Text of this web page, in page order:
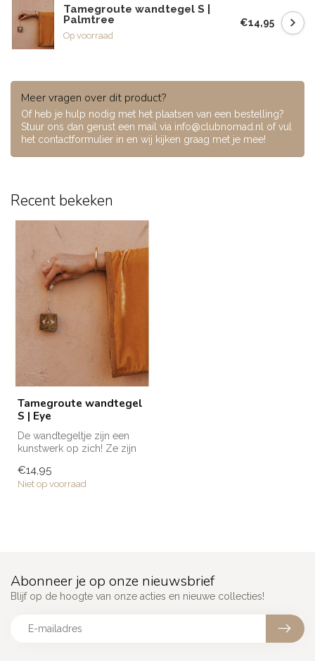
Tamegroute wandtegel S |
Palmtree
Op voorraad
€14,95
Meer vragen over dit product?
Of heb je hulp nodig met het plaatsen van een bestelling?
Stuur ons dan gerust een mail via info@clubnomad.nl of vul
het contactformulier in en wij kijken graag met je mee!
Recent bekeken
Tamegroute wandtegel
S | Eye
De wandtegeltje zijn een
kunstwerk op zich! Ze zijn
gemaakt...
€14,95
Niet op voorraad
Abonneer je op onze nieuwsbrief
Blijf op de hoogte van onze acties en nieuwe collecties!